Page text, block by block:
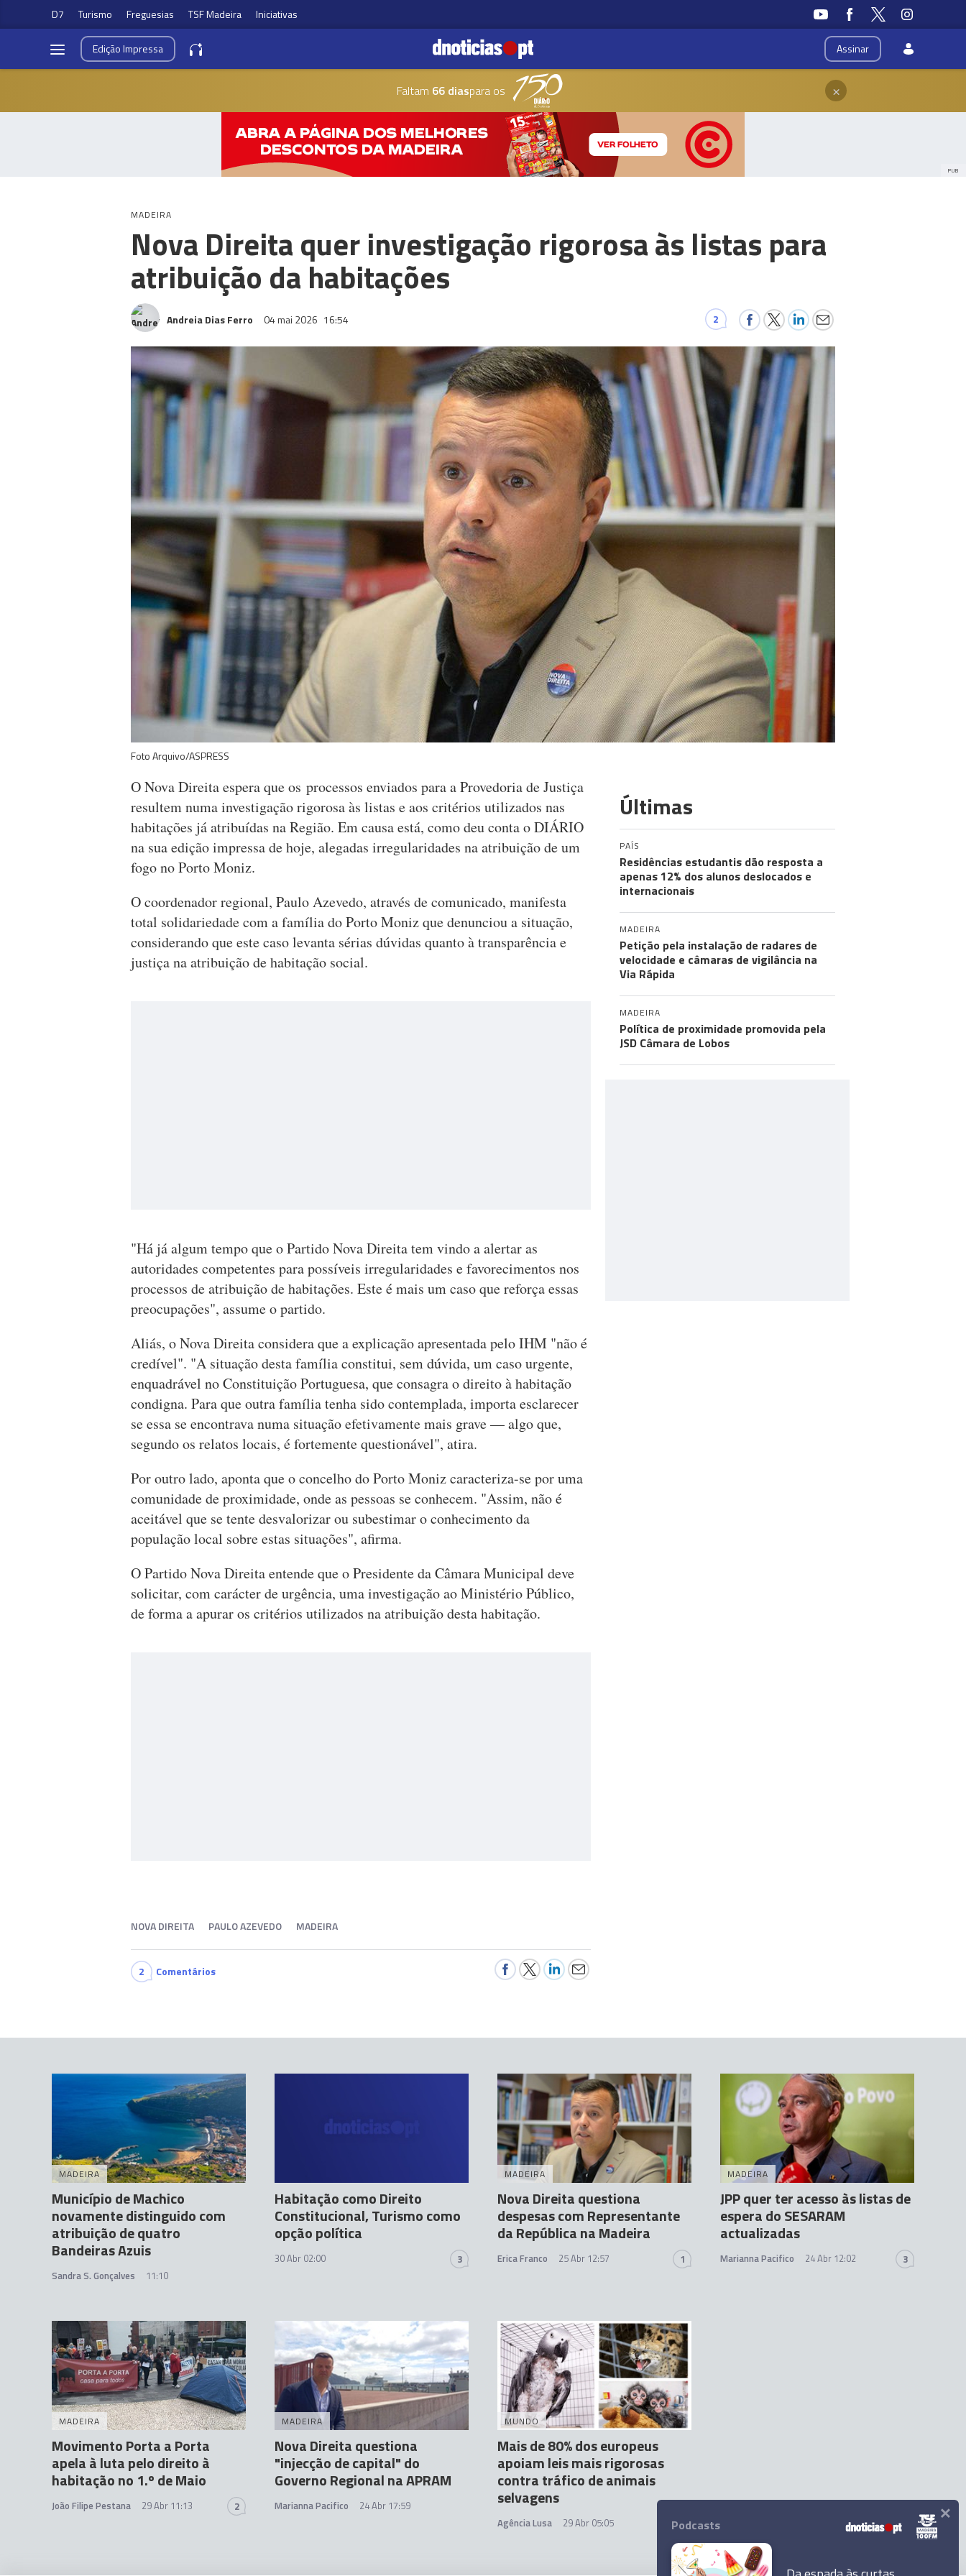
D7 Turismo Freguesias TSF Madeira Iniciativas
Assinar
EdiçãoImpressa
Faltam 66 diaspara os ×
PUB
MADEIRA
Nova Direita quer investigação rigorosa às listas para
atribuição da habitações
Andreia Dias Ferro 04 mai 2026 16:54 2
Foto Arquivo/ASPRESS
O Nova Direita espera que os processos enviados para a Provedoria de Justiça
resultem numa investigação rigorosa às listas e aos critérios utilizados nas
habitações já atribuídas na Região. Em causa está, como deu conta o DIÁRIO
na sua edição impressa de hoje, alegadas irregularidades na atribuição de um
fogo no Porto Moniz.
O coordenador regional, Paulo Azevedo, através de comunicado, manifesta
total solidariedade com a família do Porto Moniz que denunciou a situação,
considerando que este caso levanta sérias dúvidas quanto à transparência e
justiça na atribuição de habitação social.
"Há já algum tempo que o Partido Nova Direita tem vindo a alertar as
autoridades competentes para possíveis irregularidades e favorecimentos nos
processos de atribuição de habitações. Este é mais um caso que reforça essas
preocupações", assume o partido.
Aliás, o Nova Direita considera que a explicação apresentada pelo IHM "não é
credível". "A situação desta família constitui, sem dúvida, um caso urgente,
enquadrável no Constituição Portuguesa, que consagra o direito à habitação
condigna. Para que outra família tenha sido contemplada, importa esclarecer
se essa se encontrava numa situação efetivamente mais grave — algo que,
segundo os relatos locais, é fortemente questionável", atira.
Por outro lado, aponta que o concelho do Porto Moniz caracteriza-se por uma
comunidade de proximidade, onde as pessoas se conhecem. "Assim, não é
aceitável que se tente desvalorizar ou subestimar o conhecimento da
população local sobre estas situações", afirma.
O Partido Nova Direita entende que o Presidente da Câmara Municipal deve
solicitar, com carácter de urgência, uma investigação ao Ministério Público,
de forma a apurar os critérios utilizados na atribuição desta habitação.
NOVA DIREITA PAULO AZEVEDO MADEIRA
2 Comentários
Últimas
PAÍS
Residências estudantis dão resposta a
apenas 12% dos alunos deslocados e
internacionais
MADEIRA
Petição pela instalação de radares de
velocidade e câmaras de vigilância na
Via Rápida
MADEIRA
Política de proximidade promovida pela
JSD Câmara de Lobos
MADEIRA
Município de Machico
novamente distinguido com
atribuição de quatro
Bandeiras Azuis
Sandra S. Gonçalves 11:10
Habitação como Direito
Constitucional, Turismo como
opção política
30 Abr 02:00 3
MADEIRA
Nova Direita questiona
despesas com Representante
da República na Madeira
Erica Franco 25 Abr 12:57 1
MADEIRA
JPP quer ter acesso às listas de
espera do SESARAM
actualizadas
Marianna Pacifico 24 Abr 12:02 3
MADEIRA
Movimento Porta a Porta
apela à luta pelo direito à
habitação no 1.º de Maio
João Filipe Pestana 29 Abr 11:13 2
MADEIRA
Nova Direita questiona
"injecção de capital" do
Governo Regional na APRAM
Marianna Pacifico 24 Abr 17:59
MUNDO
Mais de 80% dos europeus
apoiam leis mais rigorosas
contra tráfico de animais
selvagens
Agência Lusa 29 Abr 05:05 Podcasts ×